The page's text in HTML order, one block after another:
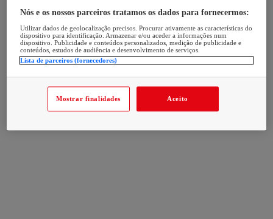
Nós e os nossos parceiros tratamos os dados para fornecermos:
Utilizar dados de geolocalização precisos. Procurar ativamente as características do
dispositivo para identificação. Armazenar e/ou aceder a informações num
dispositivo. Publicidade e conteúdos personalizados, medição de publicidade e
conteúdos, estudos de audiência e desenvolvimento de serviços.
Lista de parceiros (fornecedores)
Mostrar finalidades Aceito